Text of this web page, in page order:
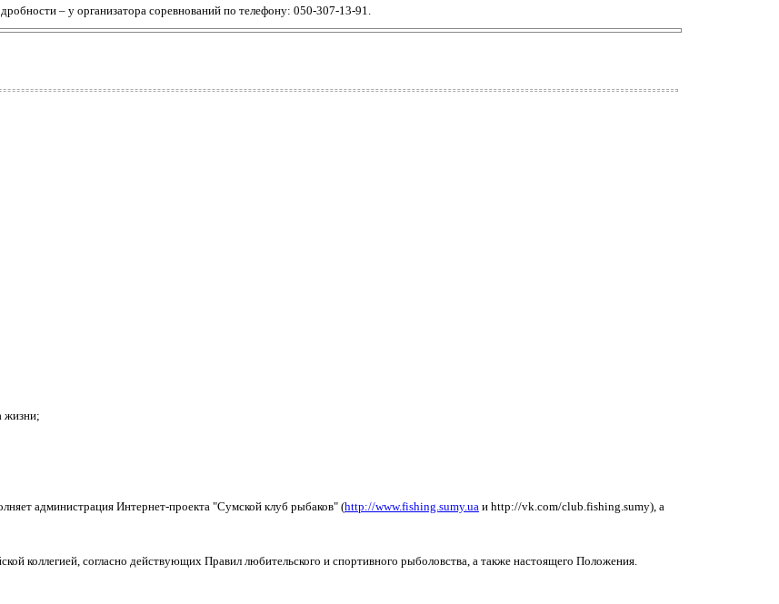
– у организатора соревнований по телефону: 050-307-13-91.
жизни;
администрация Интернет-проекта "Сумской клуб рыбаков" (http://www.fishing.sumy.ua и http://vk.com/club.fishing.sumy), а
коллегией, согласно действующих Правил любительского и спортивного рыболовства, а также настоящего Положения.